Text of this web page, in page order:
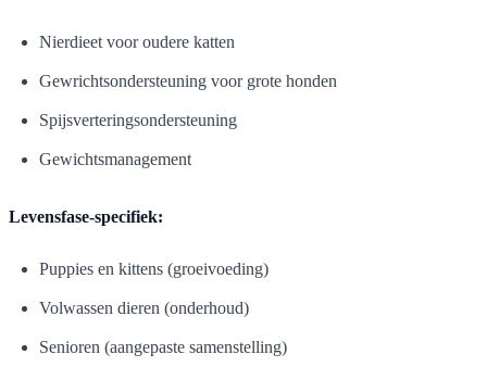
Nierdieet voor oudere katten
Gewrichtsondersteuning voor grote honden
Spijsverteringsondersteuning
Gewichtsmanagement
Levensfase-specifiek:
Puppies en kittens (groeivoeding)
Volwassen dieren (onderhoud)
Senioren (aangepaste samenstelling)